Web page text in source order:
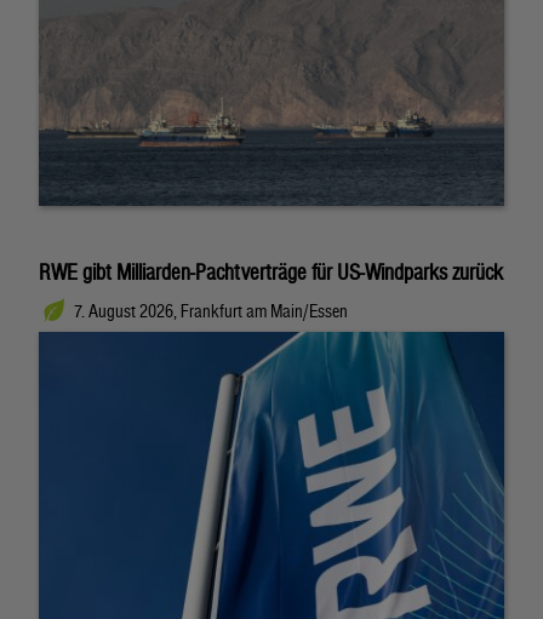
RWE gibt Milliarden-Pachtverträge für US-Windparks zurück
7. August 2026, Frankfurt am Main/Essen